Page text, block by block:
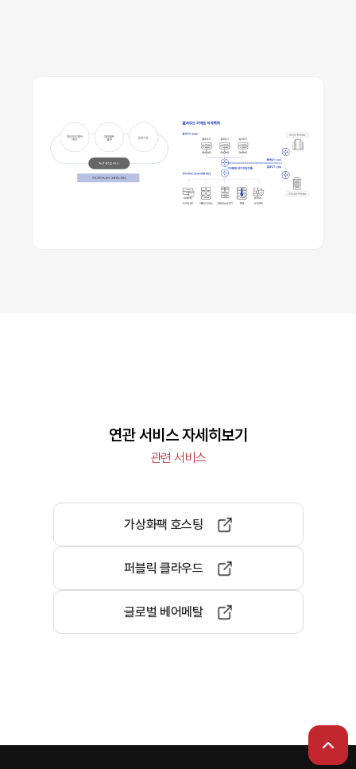
연관 서비스 자세히보기
관련 서비스
가상화팩 호스팅
퍼블릭 클라우드
글로벌 베어메탈